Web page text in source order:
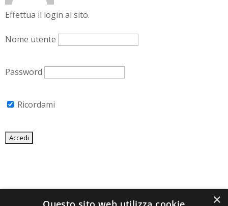
Effettua il login al sito.
Nome utente
Password
Ricordami
×